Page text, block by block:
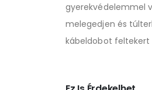
gyerekvédelemmel
melegedjen és
kábeldobot feltekert